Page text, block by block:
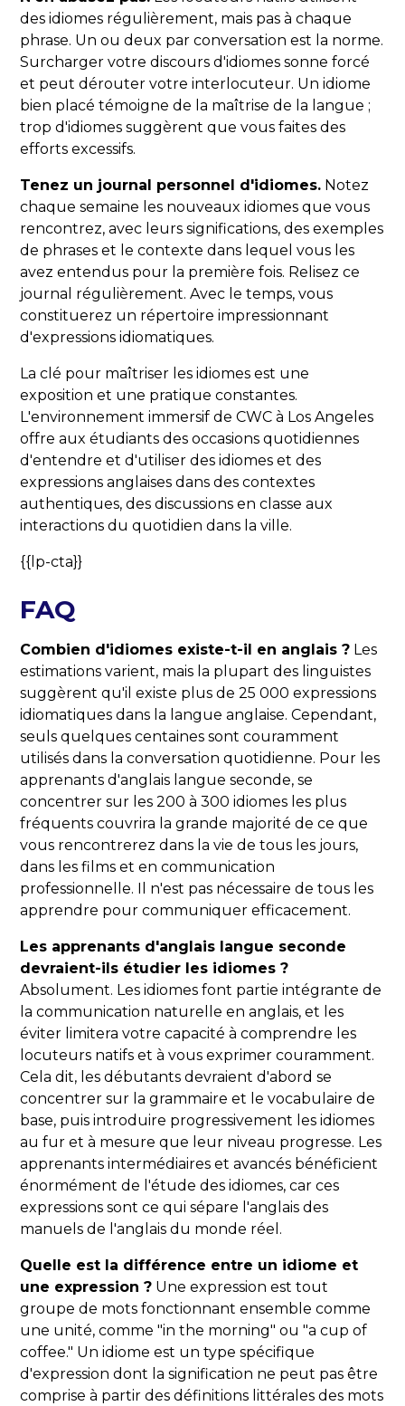
des idiomes régulièrement, mais pas à chaque
phrase. Un ou deux par conversation est la norme.
Surcharger votre discours d'idiomes sonne forcé
et peut dérouter votre interlocuteur. Un idiome
bien placé témoigne de la maîtrise de la langue ;
trop d'idiomes suggèrent que vous faites des
efforts excessifs.
Tenez un journal personnel d'idiomes. Notez
chaque semaine les nouveaux idiomes que vous
rencontrez, avec leurs significations, des exemples
de phrases et le contexte dans lequel vous les
avez entendus pour la première fois. Relisez ce
journal régulièrement. Avec le temps, vous
constituerez un répertoire impressionnant
d'expressions idiomatiques.
La clé pour maîtriser les idiomes est une
exposition et une pratique constantes.
L'environnement immersif de CWC à Los Angeles
offre aux étudiants des occasions quotidiennes
d'entendre et d'utiliser des idiomes et des
expressions anglaises dans des contextes
authentiques, des discussions en classe aux
interactions du quotidien dans la ville.
{{lp-cta}}
FAQ
Combien d'idiomes existe-t-il en anglais ? Les
estimations varient, mais la plupart des linguistes
suggèrent qu'il existe plus de 25 000 expressions
idiomatiques dans la langue anglaise. Cependant,
seuls quelques centaines sont couramment
utilisés dans la conversation quotidienne. Pour les
apprenants d'anglais langue seconde, se
concentrer sur les 200 à 300 idiomes les plus
fréquents couvrira la grande majorité de ce que
vous rencontrerez dans la vie de tous les jours,
dans les films et en communication
professionnelle. Il n'est pas nécessaire de tous les
apprendre pour communiquer efficacement.
Les apprenants d'anglais langue seconde
devraient-ils étudier les idiomes ?
Absolument. Les idiomes font partie intégrante de
la communication naturelle en anglais, et les
éviter limitera votre capacité à comprendre les
locuteurs natifs et à vous exprimer couramment.
Cela dit, les débutants devraient d'abord se
concentrer sur la grammaire et le vocabulaire de
base, puis introduire progressivement les idiomes
au fur et à mesure que leur niveau progresse. Les
apprenants intermédiaires et avancés bénéficient
énormément de l'étude des idiomes, car ces
expressions sont ce qui sépare l'anglais des
manuels de l'anglais du monde réel.
Quelle est la différence entre un idiome et
une expression ? Une expression est tout
groupe de mots fonctionnant ensemble comme
une unité, comme "in the morning" ou "a cup of
coffee." Un idiome est un type spécifique
d'expression dont la signification ne peut pas être
comprise à partir des définitions littérales des mots